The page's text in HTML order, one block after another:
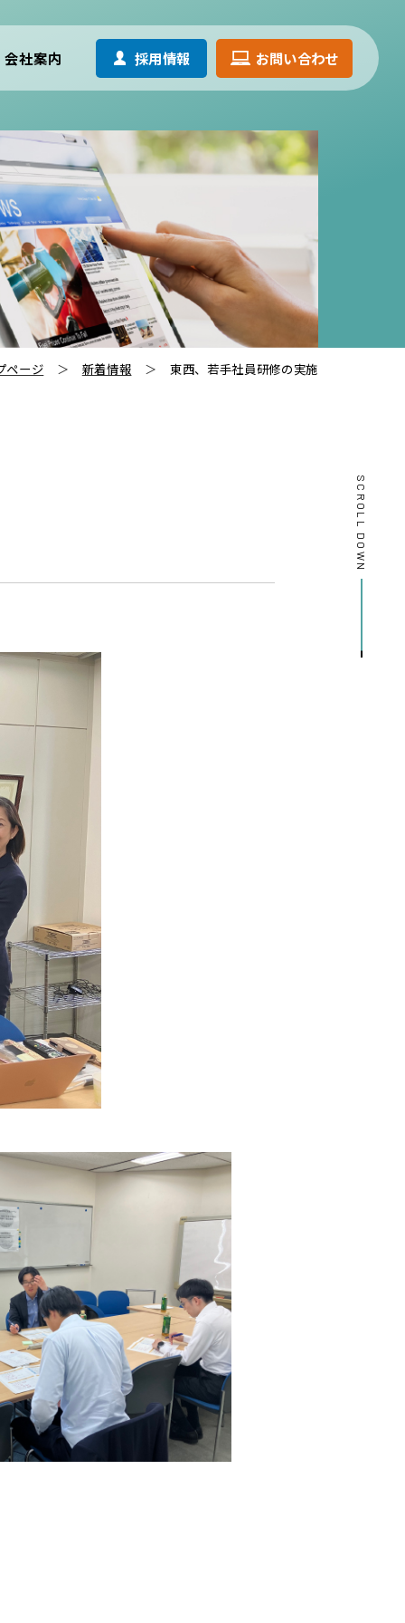
会社案内 採用情報 お問い合わせ
ページ 新着情報 東西、若手社員研修の実施
SCROLL DOWN